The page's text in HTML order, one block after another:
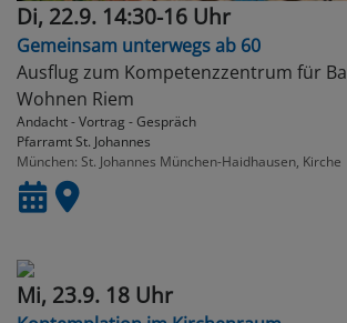
Di, 22.9. 14:30-16 Uhr
Gemeinsam unterwegs ab 60
Ausflug zum Kompetenzzentrum für
Wohnen Riem
Andacht - Vortrag - Gespräch
Pfarramt St. Johannes
München St. Johannes München-Haidhausen, Kirche
Mi, 23.9. 18 Uhr